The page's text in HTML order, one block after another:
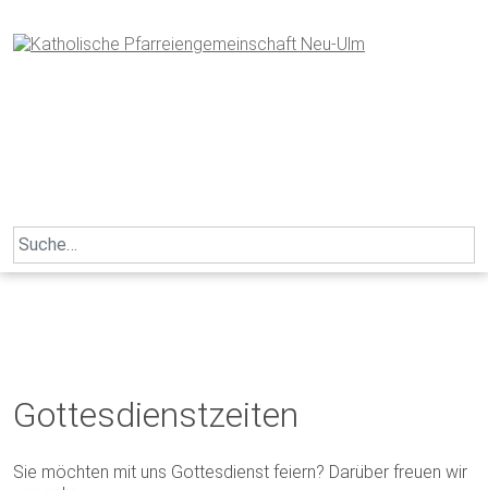
to
content
Search
for:
Gottesdienstzeiten
Sie möchten mit uns Gottesdienst feiern? Darüber freuen wir